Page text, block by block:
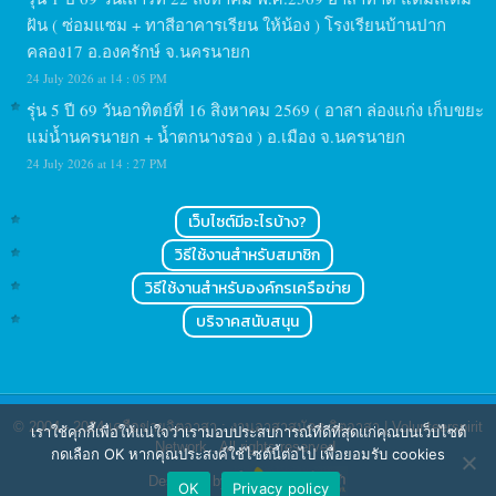
ฝัน ( ซ่อมแซม + ทาสีอาคารเรียน ให้น้อง ) โรงเรียนบ้านปาก
คลอง17 อ.องครักษ์ จ.นครนายก
24 July 2026 at 14 : 05 PM
รุ่น 5 ปี 69 วันอาทิตย์ที่ 16 สิงหาคม 2569 ( อาสา ล่องแก่ง เก็บขยะ
แม่น้ำนครนายก + น้ำตกนางรอง ) อ.เมือง จ.นครนายก
24 July 2026 at 14 : 27 PM
เว็บไซต์มีอะไรบ้าง?
วิธีใช้งานสำหรับสมาชิก
วิธีใช้งานสำหรับองค์กรเครือข่าย
บริจาคสนับสนุน
© 2004 - 2024เครือข่ายจิตอาสา : งานอาสาสมัคร จิตอาสา | Volunteerspirit
Network. All rights reserved.
Designed by
เราใช้คุกกี้เพื่อให้แน่ใจว่าเรามอบประสบการณ์ที่ดีที่สุดแก่คุณบนเว็บไซต์
กดเลือก OK หากคุณประสงค์ใช้ไซต์นี้ต่อไป เพื่อยอมรับ cookies
OK
Privacy policy